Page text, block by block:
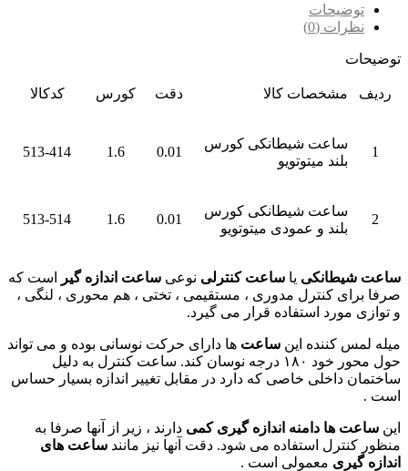
توضیحات
نظرات (0)
توضیحات
ردیف مشخصات کالا دقت کورس کدکالا
1
ساعت شیطانکی کورس
بلند میتوتویو
0.01
1.6
513-414
2
ساعت شیطانکی کورس
بلند و عمودی میتوتویو
0.01
1.6
513-514
ساعت شیطانکی یا ساعت کنترلی نوعی ساعت اندازه گیر
است که
صرفا برای کنترل مدوری ، مستقیمی ، تختی ، هم محوری ، لنگی ،
و توازی مورد استفاده قرار می گیرد.
میله لمس کننده این ساعت ها دارای حرکت نوسانی بوده و می تواند
حول محور خود ۱۸۰ درجه نوسان کند. ساعت کنترل به دلیل
ساختمان داخلی خاصی که دارد در مقابل تغییر اندازه بسیار حساس
است .
این ساعت ها دامنه اندازه گیری کمی دارند ، زیر از آنها صرفا به
منظور کنترل استفاده می شود. دقت آنها نیز مانند ساعت های
اندازه گیری معمولی است .